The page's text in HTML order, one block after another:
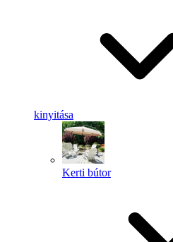
kinyitása
Kerti bútor